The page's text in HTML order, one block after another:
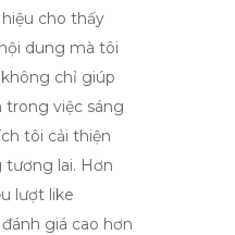
cho thấy
dung mà tôi
chỉ giúp
việc sáng
tôi cải thiện
lai. Hơn
lượt like
giá cao hơn